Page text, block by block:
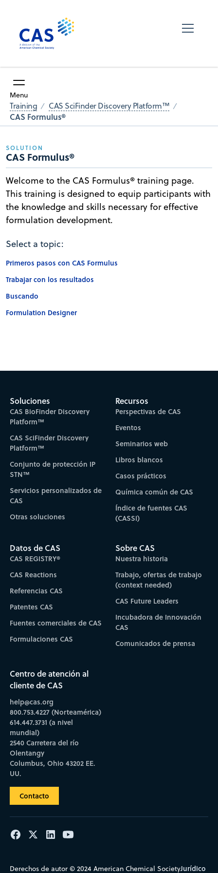
Menu
Training CAS SciFinder Discovery Platform™
CAS Formulus®
SOLUTION
CAS Formulus®
Welcome to the CAS Formulus® training page.
This training is designed to equip participants with
the knowledge and skills necessary for effective
formulation development.
Select a topic:
Primeros pasos con CAS Formulus
Trabajar con los resultados
Buscando
Formulation Designer
Soluciones
CAS BioFinder Discovery
Platform™
CAS SciFinder Discovery
Platform™
Conjunto de protección IP
STN™
Servicios personalizados de
CAS
Otras soluciones
Recursos
Perspectivas de CAS
Eventos
Seminarios web
Libros blancos
Casos prácticos
Química común de CAS
Índice de fuentes CAS
(CASSI)
Datos de CAS
CAS REGISTRY®
CAS Reactions
Referencias CAS
Patentes CAS
Fuentes comerciales de CAS
Formulaciones CAS
Sobre CAS
Nuestra historia
Trabajo, ofertas de trabajo
(context needed)
CAS Future Leaders
Incubadora de Innovación
CAS
Comunicados de prensa
Centro de atención al
cliente de CAS
help@cas.org
800.753.4227 (Norteamérica)
614.447.3731 (a nivel
mundial)
2540 Carretera del río
Olentangy
Columbus, Ohio 43202 EE.
UU.
Contacto
Derechos de autor © 2024 American Chemical SocietyJurídico